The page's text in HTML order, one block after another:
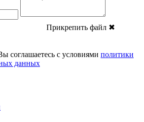
Прикрепить файл ✖
соглашаетесь с условиями политики
данных